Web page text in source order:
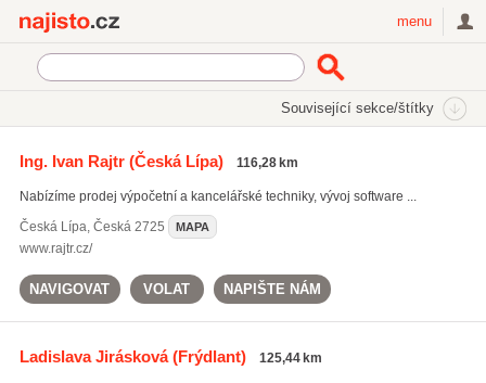
menu
Související sekce/štítky
Právo a finance
Ing. Ivan Rajtr(Česká Lípa) 116,28 km
Nabízíme prodej výpočetní a kancelářské techniky, vývoj software ...
Česká Lípa, Česká 2725 MAPA
www.rajtr.cz/
NAVIGOVAT VOLAT NAPIŠTE NÁM
Ladislava Jirásková(Frýdlant) 125,44 km